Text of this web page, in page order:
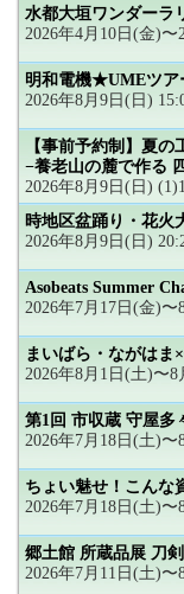
水都大垣ワンダーラ
2026年4月10日(金)〜
明和電機★UMEツア
2026年8月9日(日)
【事前予約制】夏の
−養老山の麓で作る
2026年8月9日(日)
時地区盆踊り・花火
2026年8月9日(日)
Asobeats Summer
2026年7月17日(金)〜
まいばら・ながはま
2026年8月1日(土)〜8
第1回 市収蔵 守屋多
2026年7月18日(土)〜
ちょい魅せ！こんな
2026年7月18日(土)〜
郷土館 所蔵品展 刀
2026年7月11日(土)〜